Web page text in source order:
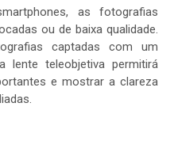
as fotografias
ou de baixa qualidade.
captadas com um
lente teleobjetiva permitirá
e mostrar a clareza